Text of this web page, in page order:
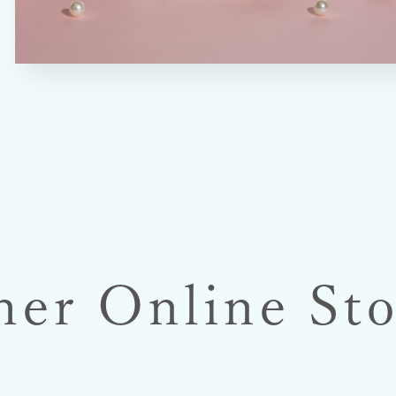
Online